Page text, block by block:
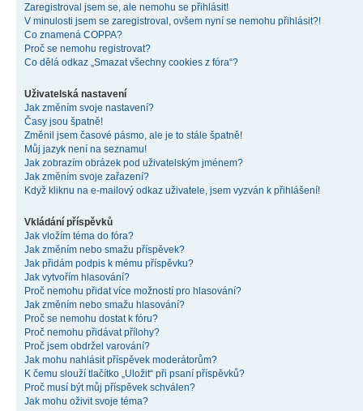
Zaregistroval jsem se, ale nemohu se přihlásit!
V minulosti jsem se zaregistroval, ovšem nyní se nemohu přihlásit?!
Co znamená COPPA?
Proč se nemohu registrovat?
Co dělá odkaz „Smazat všechny cookies z fóra“?
Uživatelská nastavení
Jak změním svoje nastavení?
Časy jsou špatně!
Změnil jsem časové pásmo, ale je to stále špatně!
Můj jazyk není na seznamu!
Jak zobrazím obrázek pod uživatelským jménem?
Jak změním svoje zařazení?
Když kliknu na e-mailový odkaz uživatele, jsem vyzván k přihlášení!
Vkládání příspěvků
Jak vložím téma do fóra?
Jak změním nebo smažu příspěvek?
Jak přidám podpis k mému příspěvku?
Jak vytvořím hlasování?
Proč nemohu přidat více možností pro hlasování?
Jak změním nebo smažu hlasování?
Proč se nemohu dostat k fóru?
Proč nemohu přidávat přílohy?
Proč jsem obdržel varování?
Jak mohu nahlásit příspěvek moderátorům?
K čemu slouží tlačítko „Uložit“ při psaní příspěvků?
Proč musí být můj příspěvek schválen?
Jak mohu oživit svoje téma?